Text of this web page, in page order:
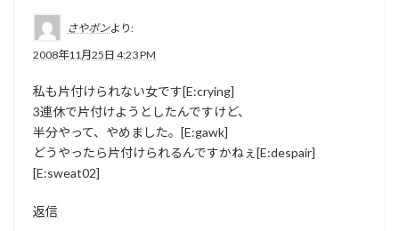
さやボンより:
2008年11月25日 4:23 PM
私も片付けられない女です[E:crying]
3連休で片付けようとしたんですけど、
半分やって、やめました。[E:gawk]
どうやったら片付けられるんですかねぇ[E:despair]
[E:sweat02]
返信